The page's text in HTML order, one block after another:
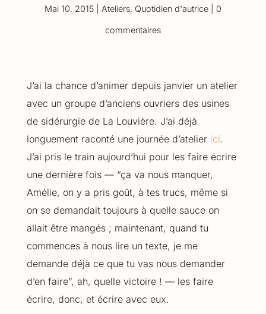
Mai 10, 2015| Ateliers, Quotidien d'autrice| 0
commentaires
J’ai la chance d’animer depuis janvier un atelier
avec un groupe d’anciens ouvriers des usines
de sidérurgie de La Louvière. J’ai déjà
longuement raconté une journée d’atelier ici.
J’ai pris le train aujourd’hui pour les faire écrire
une dernière fois — “ça va nous manquer,
Amélie, on y a pris goût, à tes trucs, même si
on se demandait toujours à quelle sauce on
allait être mangés ; maintenant, quand tu
commences à nous lire un texte, je me
demande déjà ce que tu vas nous demander
d’en faire”, ah, quelle victoire ! — les faire
écrire, donc, et écrire avec eux.